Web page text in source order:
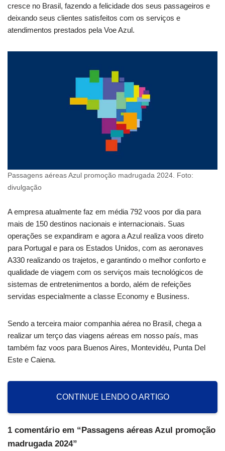
cresce no Brasil, fazendo a felicidade dos seus passageiros e
deixando seus clientes satisfeitos com os serviços e
atendimentos prestados pela Voe Azul.
Passagens aéreas Azul promoção madrugada 2024. Foto:
divulgação
A empresa atualmente faz em média 792 voos por dia para
mais de 150 destinos nacionais e internacionais. Suas
operações se expandiram e agora a Azul realiza voos direto
para Portugal e para os Estados Unidos, com as aeronaves
A330 realizando os trajetos, e garantindo o melhor conforto e
qualidade de viagem com os serviços mais tecnológicos de
sistemas de entretenimentos a bordo, além de refeições
servidas especialmente a classe Economy e Business.
Sendo a terceira maior companhia aérea no Brasil, chega a
realizar um terço das viagens aéreas em nosso país, mas
também faz voos para Buenos Aires, Montevidéu, Punta Del
Este e Caiena.
CONTINUE LENDO O ARTIGO
1 comentário em “Passagens aéreas Azul promoção
madrugada 2024”